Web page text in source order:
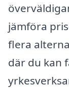
jämföra
flera
där du kan